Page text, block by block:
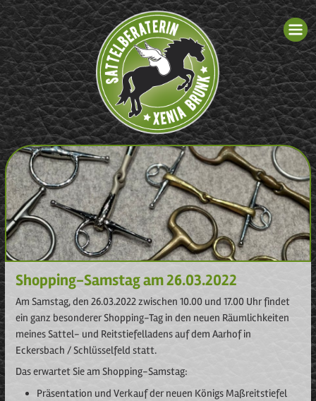
Shopping-Samstag am 26.03.2022
Am Samstag, den 26.03.2022 zwischen 10.00 und 17.00 Uhr findet
ein ganz besonderer Shopping-Tag in den neuen Räumlichkeiten
meines Sattel- und Reitstiefelladens auf dem Aarhof in
Eckersbach / Schlüsselfeld statt.
Das erwartet Sie am Shopping-Samstag:
Präsentation und Verkauf der neuen Königs Maßreitstiefel